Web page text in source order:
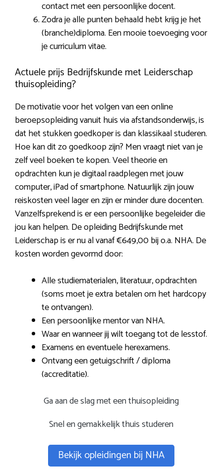
contact met een persoonlijke docent.
Zodra je alle punten behaald hebt krijg je het
(branche)diploma. Een mooie toevoeging voor
je curriculum vitae.
Actuele prijs Bedrijfskunde met Leiderschap
thuisopleiding?
De motivatie voor het volgen van een online
beroepsopleiding vanuit huis via afstandsonderwijs, is
dat het stukken goedkoper is dan klassikaal studeren.
Hoe kan dit zo goedkoop zijn? Men vraagt niet van je
zelf veel boeken te kopen. Veel theorie en
opdrachten kun je digitaal raadplegen met jouw
computer, iPad of smartphone. Natuurlijk zijn jouw
reiskosten veel lager en zijn er minder dure docenten.
Vanzelfsprekend is er een persoonlijke begeleider die
jou kan helpen. De opleiding Bedrijfskunde met
Leiderschap is er nu al vanaf €649,00 bij o.a. NHA. De
kosten worden gevormd door:
Alle studiematerialen, literatuur, opdrachten
(soms moet je extra betalen om het hardcopy
te ontvangen).
Een persoonlijke mentor van NHA.
Waar en wanneer jij wilt toegang tot de lesstof.
Examens en eventuele herexamens.
Ontvang een getuigschrift / diploma
(accreditatie).
Ga aan de slag met een thuisopleiding
Snel en gemakkelijk thuis studeren
Bekijk opleidingen bij NHA